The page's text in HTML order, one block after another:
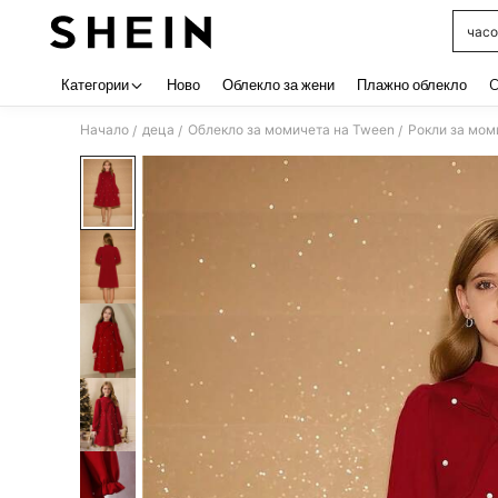
Категории Ново Облекло за жени Плажно облекло
Начало / деца / Облекло за момичета на Tween / Рокли за